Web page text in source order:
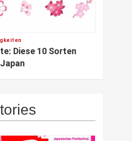
Diese 10 Sorten